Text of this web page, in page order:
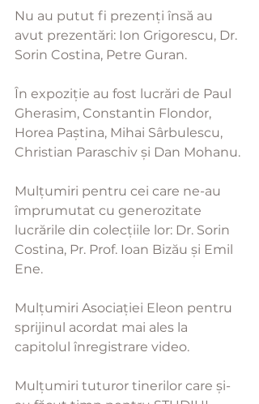
Nu au putut fi prezenți însă au
avut prezentări: Ion Grigorescu, Dr.
Sorin Costina, Petre Guran.
În expoziție au fost lucrări de Paul
Gherasim, Constantin Flondor,
Horea Paștina, Mihai Sârbulescu,
Christian Paraschiv și Dan Mohanu.
Mulțumiri pentru cei care ne-au
împrumutat cu generozitate
lucrările din colecțiile lor: Dr. Sorin
Costina, Pr. Prof. Ioan Bizău și Emil
Ene.
Mulțumiri Asociației Eleon pentru
sprijinul acordat mai ales la
capitolul înregistrare video.
Mulțumiri tuturor tinerilor care și-